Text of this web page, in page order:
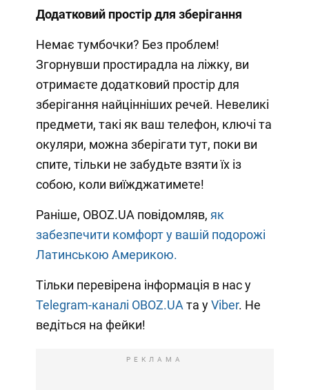
Додатковий простір для зберігання
Немає тумбочки? Без проблем!
Згорнувши простирадла на ліжку, ви
отримаєте додатковий простір для
зберігання найцінніших речей. Невеликі
предмети, такі як ваш телефон, ключі та
окуляри, можна зберігати тут, поки ви
спите, тільки не забудьте взяти їх із
собою, коли виїжджатимете!
Раніше, OBOZ.UA повідомляв, як
забезпечити комфорт у вашій подорожі
Латинською Америкою.
Тільки перевірена інформація в нас у
Telegram-каналі OBOZ.UA та уViber. Не
ведіться на фейки!
РЕКЛАМА